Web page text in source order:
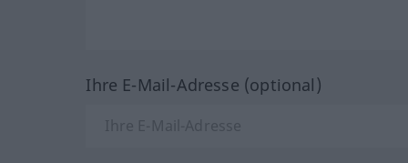
Ihre E-Mail-Adresse (optional)